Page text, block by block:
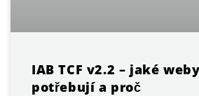
IAB TCF v2.2 – jaké
potřebují a proč